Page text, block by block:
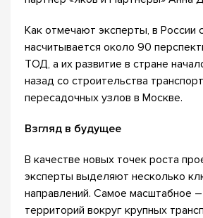
Как отмечают эксперты, в России
насчитывается около 90
ТОД, а их развитие в стране
назад со строительства
пересадочных узлов в Москве.
Взгляд в будущее
В качестве новых точек роста
эксперты выделяют несколько
направлений. Самое масштабное
территорий вокруг крупных